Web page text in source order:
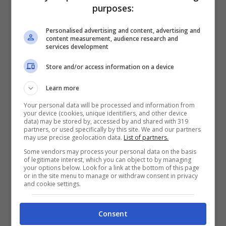
Qualcosa di ancora più grosso dei Simpson sta arrivando
su Fortnite – videogiochi.com
Le collab di Fortnite servono proprio a
questo.
A stuzzicare non solo quelli che sono
già fan ma anche quelli che magari non hanno
ancora mai fatto un account ma che, fan del
prodotto che viene utilizzato per il crossover,
decidono di fare un esperimento.
Coni SimpsonFortnite stasuperando
qualunque record.Ma cosa succederà nel
momento in cui si realizzerà la nuova
collaborazione di cui si parla? Quante persone
purposes:
Personalised advertising and content, advertising and
content measurement, audience research and
services development
Store and/or access information on a device
Learn more
Your personal data will be processed and information from
your device (cookies, unique identifiers, and other device
data) may be stored by, accessed by and shared with 319
partners, or used specifically by this site. We and our partners
may use precise geolocation data. List of partners.
Some vendors may process your personal data on the basis
of legitimate interest, which you can object to by managing
your options below. Look for a link at the bottom of this page
or in the site menu to manage or withdraw consent in privacy
and cookie settings.
Consent